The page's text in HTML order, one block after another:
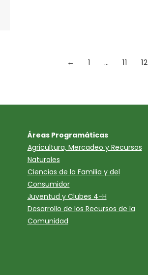
← 1 … 11 12
Áreas Programáticas
Agricultura, Mercadeo y Recursos
Naturales
Ciencias de la Familia y del
Consumidor
Juventud y Clubes 4-H
Desarrollo de los Recursos de la
Comunidad